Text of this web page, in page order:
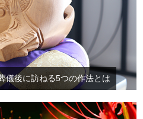
儀後に訪ねる5つの作法とは